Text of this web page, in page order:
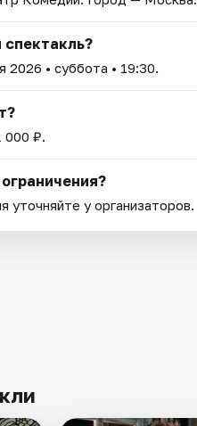
спектакль?
2026 • суббота • 19:30.
000 ₽.
уточняйте у организаторов.